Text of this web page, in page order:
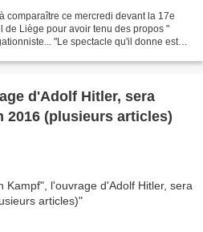
comparaître ce mercredi devant la 17e
de Liège pour avoir tenu des propos "
"Le spectacle qu'il donne est
d'Adolf Hitler, sera
2016 (plusieurs articles)